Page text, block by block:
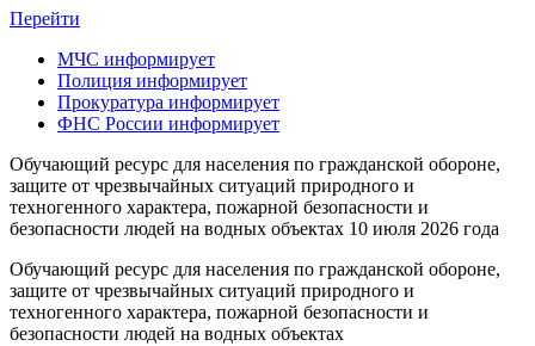
Перейти
МЧС информирует
Полиция информирует
Прокуратура информирует
ФНС России информирует
Обучающий ресурс для населения по гражданской обороне,
защите от чрезвычайных ситуаций природного и
техногенного характера, пожарной безопасности и
безопасности людей на водных объектах 10 июля 2026 года
Обучающий ресурс для населения по гражданской обороне,
защите от чрезвычайных ситуаций природного и
техногенного характера, пожарной безопасности и
безопасности людей на водных объектах